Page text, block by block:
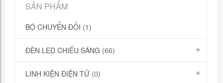
SẢN PHẨM
BỘ CHUYỂN ĐỔI (1)
ĐÈN LED CHIẾU SÁNG (66)
LINH KIỆN ĐIỆN TỬ (0)